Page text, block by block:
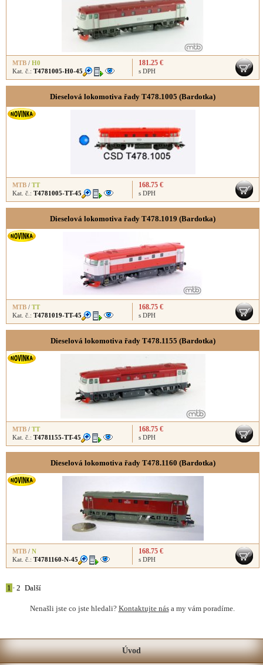
MTB / H0
Kat. č.: T4781005-H0-45
181.25 €
s DPH
Dieselová lokomotiva řady T478.1005 (Bardotka)
MTB / TT
Kat. č.: T4781005-TT-45
168.75 €
s DPH
Dieselová lokomotiva řady T478.1019 (Bardotka)
MTB / TT
Kat. č.: T4781019-TT-45
168.75 €
s DPH
Dieselová lokomotiva řady T478.1155 (Bardotka)
MTB / TT
Kat. č.: T4781155-TT-45
168.75 €
s DPH
Dieselová lokomotiva řady T478.1160 (Bardotka)
MTB / N
Kat. č.: T4781160-N-45
168.75 €
s DPH
1 • 2 Další
Nenašli jste co jste hledali? Kontaktujte nása my vám poradíme.
Úvod